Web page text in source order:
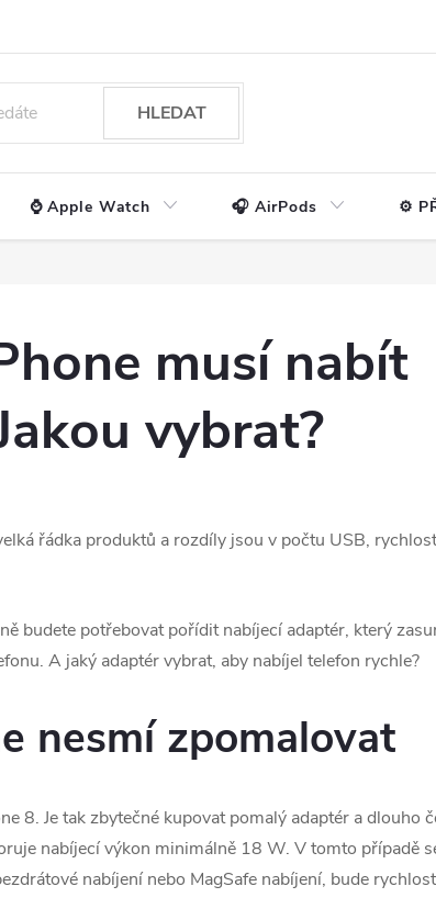
HLEDAT
⌚ Apple Watch 🎧 AirPods ⚙️
musí nabít
vybrat?
řádka produktů a rozdíly jsou v počtu USB,
budete potřebovat pořídit nabíjecí adaptér, který
A jaký adaptér vybrat, aby nabíjel telefon rychle?
nesmí zpomalovat
8. Je tak zbytečné kupovat pomalý adaptér a dlouho
nabíjecí výkon minimálně 18 W. V tomto případě
nabíjení nebo MagSafe nabíjení, bude